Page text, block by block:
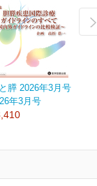
膵 2026年3月号
年3月号